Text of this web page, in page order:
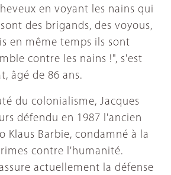
en voyant les nains qui
des brigands, des voyous,
en même temps ils sont
contre les nains !", s'est
âgé de 86 ans.
du colonialisme, Jacques
défendu en 1987 l'ancien
Klaus Barbie, condamné à la
contre l'humanité.
actuellement la défense